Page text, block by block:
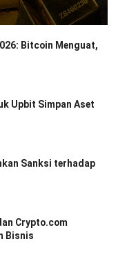
Bitcoin Menguat,
Upbit Simpan Aset
Sanksi terhadap
Crypto.com
Bisnis